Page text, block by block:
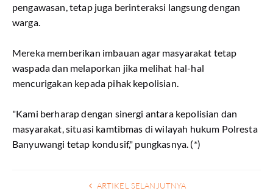
pengawasan, tetap juga berinteraksi langsung dengan
warga.
Mereka memberikan imbauan agar masyarakat tetap
waspada dan melaporkan jika melihat hal-hal
mencurigakan kepada pihak kepolisian.
"Kami berharap dengan sinergi antara kepolisian dan
masyarakat, situasi kamtibmas di wilayah hukum Polresta
Banyuwangi tetap kondusif," pungkasnya. (*)
ARTIKEL SELANJUTNYA